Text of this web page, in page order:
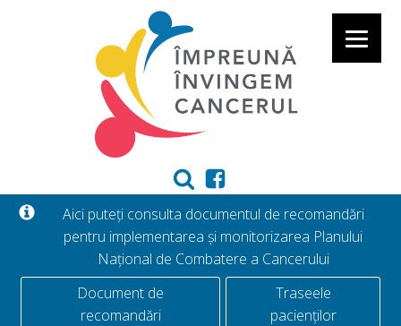
Aici puteți consulta documentul de recomandări
pentru implementarea și monitorizarea Planului
Național de Combatere a Cancerului
Document de
recomandări
Traseele
pacienților